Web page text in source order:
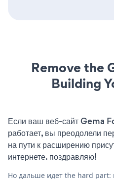
Remove the
Building
Если ваш веб-сайт Gema
работает, вы преодолели
на пути к расширению
интернете. поздравляю!
Но дальше идет the hard part: